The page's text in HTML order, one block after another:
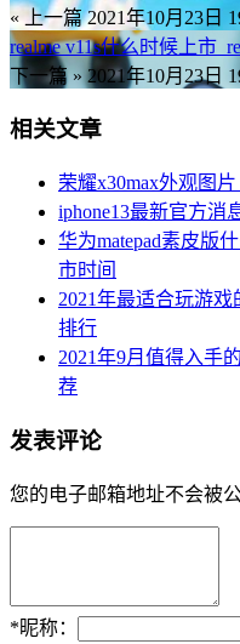
« 上一篇 2021年10月23日
realme v11s什么时候上市
下一篇 » 2021年10月23日
相关文章
荣耀x30max外观图
iphone13最新官方消
华为matepad素皮版
市时间
2021年最适合玩游
排行
2021年9月值得入手
荐
发表评论
您的电子邮箱地址不会被公
*昵称：